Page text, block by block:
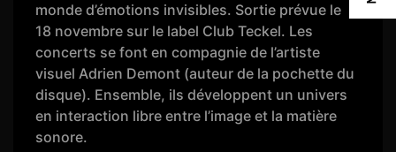
monde d’émotions invisibles. Sortie prévue le
18 novembre sur le label Club Teckel. Les
concerts se font en compagnie de l’artiste
visuel Adrien Demont (auteur de la pochette du
disque). Ensemble, ils développent un univers
en interaction libre entre l’image et la matière
sonore.